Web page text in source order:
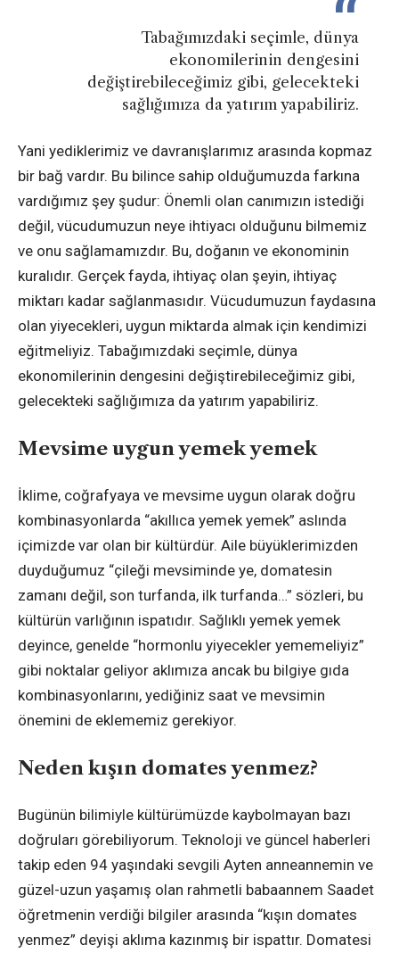
Tabağımızdaki seçimle, dünya
ekonomilerinin dengesini
değiştirebileceğimiz gibi, gelecekteki
sağlığımıza da yatırım yapabiliriz.
Yani yediklerimiz ve davranışlarımız arasında kopmaz
bir bağ vardır. Bu bilince sahip olduğumuzda farkına
vardığımız şey şudur: Önemli olan canımızın istediği
değil, vücudumuzun neye ihtiyacı olduğunu bilmemiz
ve onu sağlamamızdır. Bu, doğanın ve ekonominin
kuralıdır. Gerçek fayda, ihtiyaç olan şeyin, ihtiyaç
miktarı kadar sağlanmasıdır. Vücudumuzun faydasına
olan yiyecekleri, uygun miktarda almak için kendimizi
eğitmeliyiz. Tabağımızdaki seçimle, dünya
ekonomilerinin dengesini değiştirebileceğimiz gibi,
gelecekteki sağlığımıza da yatırım yapabiliriz.
Mevsime uygun yemek yemek
İklime, coğrafyaya ve mevsime uygun olarak doğru
kombinasyonlarda “akıllıca yemek yemek” aslında
içimizde var olan bir kültürdür. Aile büyüklerimizden
duyduğumuz “çileği mevsiminde ye, domatesin
zamanı değil, son turfanda, ilk turfanda…” sözleri, bu
kültürün varlığının ispatıdır. Sağlıklı yemek yemek
deyince, genelde “hormonlu yiyecekler yememeliyiz”
gibi noktalar geliyor aklımıza ancak bu bilgiye gıda
kombinasyonlarını, yediğiniz saat ve mevsimin
önemini de eklememiz gerekiyor.
Neden kışın domates yenmez?
Bugünün bilimiyle kültürümüzde kaybolmayan bazı
doğruları görebiliyorum. Teknoloji ve güncel haberleri
takip eden 94 yaşındaki sevgili Ayten anneannemin ve
güzel-uzun yaşamış olan rahmetli babaannem Saadet
öğretmenin verdiği bilgiler arasında “kışın domates
yenmez” deyişi aklıma kazınmış bir ispattır. Domatesi